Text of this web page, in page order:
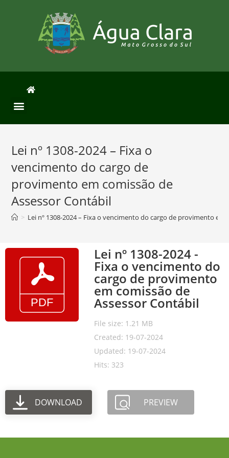
Lei nº 1308-2024 – Fixa o
vencimento do cargo de
provimento em comissão de
Assessor Contábil
> Lei nº 1308-2024 – Fixa o vencimento do cargo de provimento em
Lei nº 1308-2024 -
Fixa o vencimento do
cargo de provimento
em comissão de
Assessor Contábil
File size: 1.21 MB
Created: 19-07-2024
Updated: 19-07-2024
Hits: 323
DOWNLOAD PREVIEW